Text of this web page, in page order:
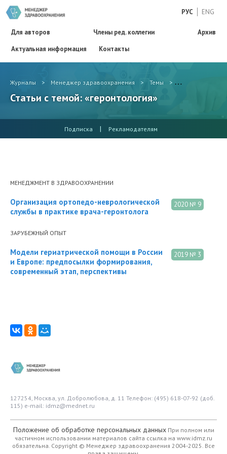
РУС ENG
Для авторов Члены ред. коллегии
Архив
Актуальная информация
Контакты
Журналы > Менеджер здравоохранения > Темы > геронтология
Статьи с темой: «геронтология»
Подписка | Рекламодателям
МЕНЕДЖМЕНТ В ЗДРАВООХРАНЕНИИ
2020 № 9
Организация ортопедо-неврологической
службы в практике врача-геронтолога
ЗАРУБЕЖНЫЙ ОПЫТ
2019 № 3
Модели гериатрической помощи в России
и Европе: предпосылки формирования,
современный этап, перспективы
127254, Москва, ул. Добролюбова, д. 11 Телефон: (495) 618-07-92 (доб.
115) e-mail: idmz@mednet.ru
Положение об обработке персональных данныхПри полном или
частичном использовании материалов сайта ссылка на www.idmz.ru
обязательна. Copyright © Менеджер здравоохранения 2004-2025. Все